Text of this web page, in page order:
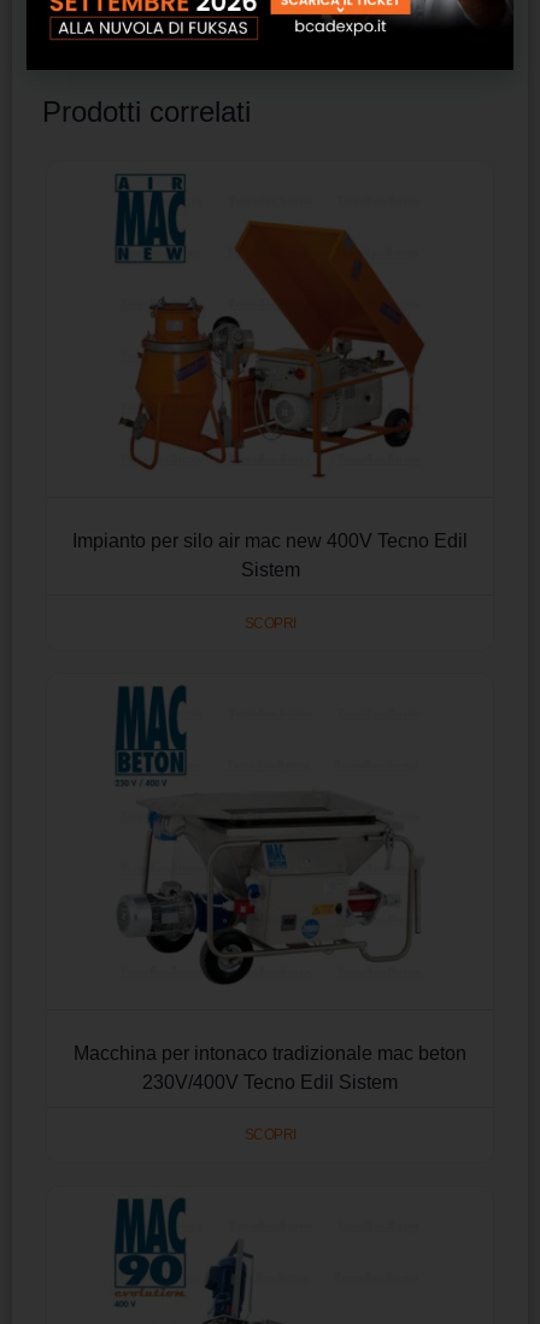
Prodotti correlati
Impianto per silo air mac new 400V Tecno Edil
Sistem
SCOPRI
Macchina per intonaco tradizionale mac beton
230V/400V Tecno Edil Sistem
SCOPRI